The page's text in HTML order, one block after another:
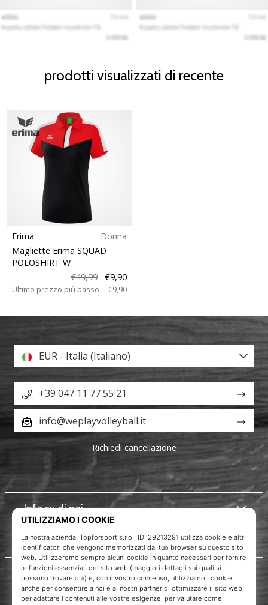
prodotti visualizzati di recente
Erima
Donna
Magliette Erima SQUAD
POLOSHIRT W
€49,99
€9,90
Ultimo prezzo più basso €9,90
Info su di noi
Servizio clienti
EUR - Italia (Italiano)
+39 047 11 77 55 21
info@weplayvolleyball.it
Richiedi cancellazione